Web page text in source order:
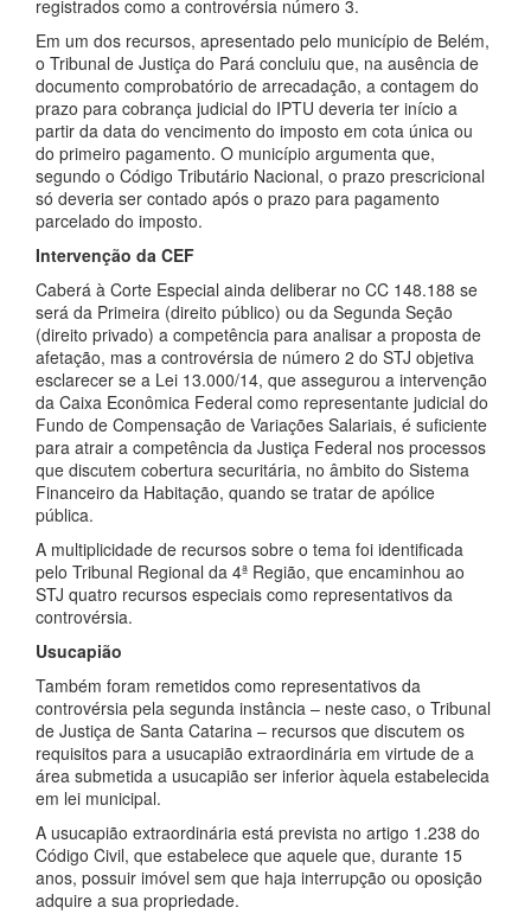
registrados como a controvérsia número 3.
Em um dos recursos, apresentado pelo município de Belém,
o Tribunal de Justiça do Pará concluiu que, na ausência de
documento comprobatório de arrecadação, a contagem do
prazo para cobrança judicial do IPTU deveria ter início a
partir da data do vencimento do imposto em cota única ou
do primeiro pagamento. O município argumenta que,
segundo o Código Tributário Nacional, o prazo prescricional
só deveria ser contado após o prazo para pagamento
parcelado do imposto.
Intervenção da CEF
Caberá à Corte Especial ainda deliberar no CC 148.188 se
será da Primeira (direito público) ou da Segunda Seção
(direito privado) a competência para analisar a proposta de
afetação, mas a controvérsia de número 2 do STJ objetiva
esclarecer se a Lei 13.000/14, que assegurou a intervenção
da Caixa Econômica Federal como representante judicial do
Fundo de Compensação de Variações Salariais, é suficiente
para atrair a competência da Justiça Federal nos processos
que discutem cobertura securitária, no âmbito do Sistema
Financeiro da Habitação, quando se tratar de apólice
pública.
A multiplicidade de recursos sobre o tema foi identificada
pelo Tribunal Regional da 4ª Região, que encaminhou ao
STJ quatro recursos especiais como representativos da
controvérsia.
Usucapião
Também foram remetidos como representativos da
controvérsia pela segunda instância – neste caso, o Tribunal
de Justiça de Santa Catarina – recursos que discutem os
requisitos para a usucapião extraordinária em virtude de a
área submetida a usucapião ser inferior àquela estabelecida
em lei municipal.
A usucapião extraordinária está prevista no artigo 1.238 do
Código Civil, que estabelece que aquele que, durante 15
anos, possuir imóvel sem que haja interrupção ou oposição
adquire a sua propriedade.